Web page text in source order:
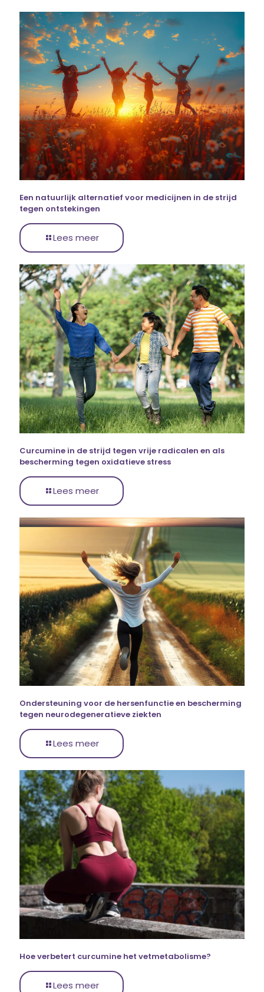
Een natuurlijk alternatief voor medicijnen in de strijd
tegen ontstekingen
Lees meer
Curcumine in de strijd tegen vrije radicalen en als
bescherming tegen oxidatieve stress
Lees meer
Ondersteuning voor de hersenfunctie en bescherming
tegen neurodegeneratieve ziekten
Lees meer
Hoe verbetert curcumine het vetmetabolisme?
Lees meer